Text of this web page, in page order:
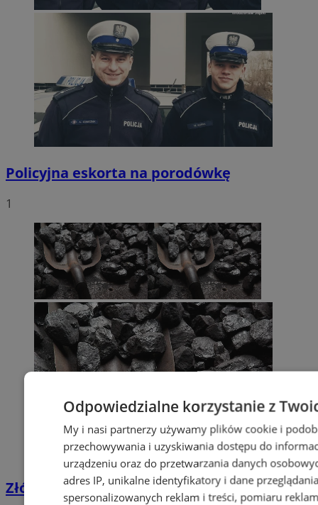
Policyjna eskorta na porodówkę
1
Złóż wniosek o dodatek węglowy
Odpowiedzialne korzystanie z
My i nasi partnerzy używamy plików cookie i
przechowywania i uzyskiwania dostępu do
urządzeniu oraz do przetwarzania danych
adres IP, unikalne identyfikatory i dane
spersonalizowanych reklam i treści, pomiaru